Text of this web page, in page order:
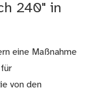
240" in
eine Maßnahme
von den